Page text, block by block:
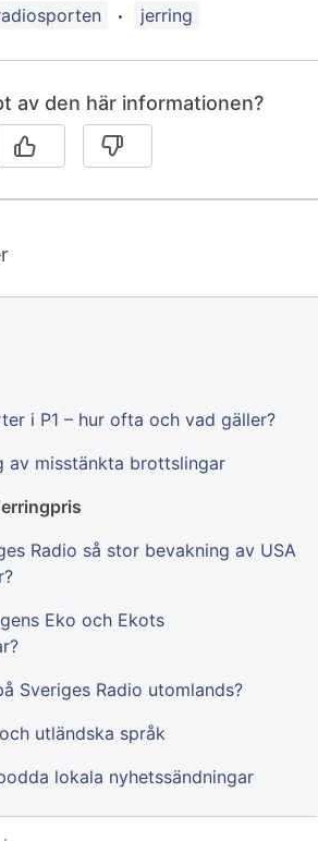
taggad med:jerring
av den här informationen?
i P1 – hur ofta och vad gäller?
av misstänkta brottslingar
Radio så stor bevakning av USA
Eko och Ekots
Sveriges Radio utomlands?
utländska språk
lokala nyhetssändningar